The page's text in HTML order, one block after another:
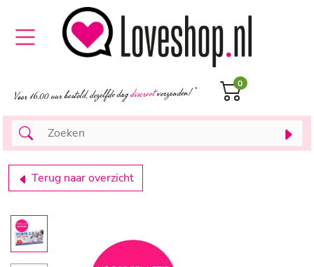
0
Terug naar overzicht